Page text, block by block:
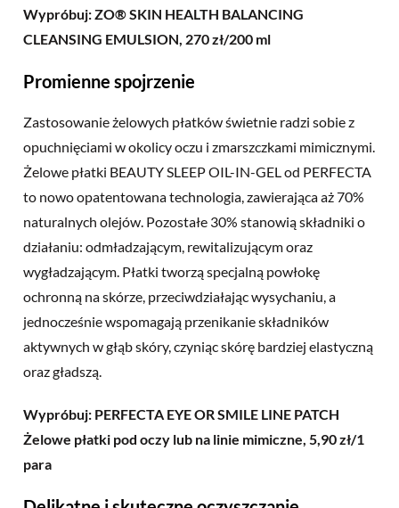
Wypróbuj: ZO® SKIN HEALTH BALANCING
CLEANSING EMULSION, 270 zł/200 ml
Promienne spojrzenie
Zastosowanie żelowych płatków świetnie radzi sobie z
opuchnięciami w okolicy oczu i zmarszczkami mimicznymi.
Żelowe płatki BEAUTY SLEEP OIL-IN-GEL od PERFECTA
to nowo opatentowana technologia, zawierająca aż 70%
naturalnych olejów. Pozostałe 30% stanowią składniki o
działaniu: odmładzającym, rewitalizującym oraz
wygładzającym. Płatki tworzą specjalną powłokę
ochronną na skórze, przeciwdziałając wysychaniu, a
jednocześnie wspomagają przenikanie składników
aktywnych w głąb skóry, czyniąc skórę bardziej elastyczną
oraz gładszą.
Wypróbuj: PERFECTA EYE OR SMILE LINE PATCH
Żelowe płatki pod oczy lub na linie mimiczne, 5,90 zł/1
para